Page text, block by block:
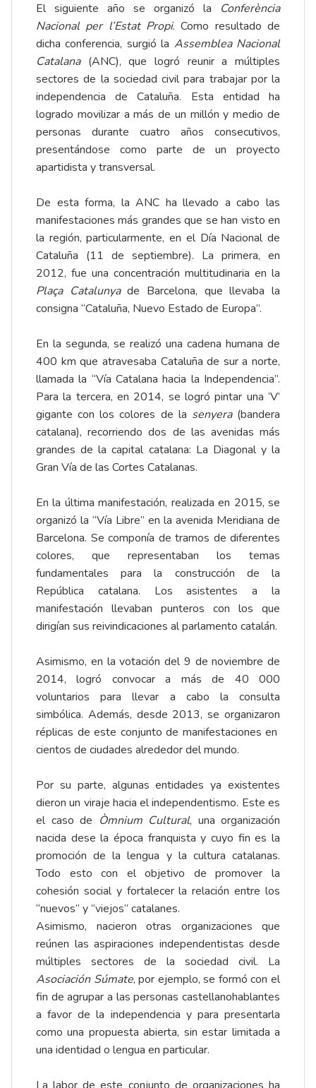
El siguiente año se organizó la Conferència
Nacional per l’Estat Propi. Como resultado de
dicha conferencia, surgió la Assemblea Nacional
Catalana (ANC), que logró reunir a múltiples
sectores de la sociedad civil para trabajar por la
independencia de Cataluña. Esta entidad ha
logrado movilizar a más de un millón y medio de
personas durante cuatro años consecutivos,
presentándose como parte de un proyecto
apartidista y transversal.
De esta forma, la ANC ha llevado a cabo las
manifestaciones más grandes que se han visto en
la región, particularmente, en el Día Nacional de
Cataluña (11 de septiembre). La primera, en
2012, fue una concentración multitudinaria en la
Plaça Catalunyade Barcelona, que llevaba la
consigna “Cataluña, Nuevo Estado de Europa”.
En la segunda, se realizó una cadena humana de
400 km que atravesaba Cataluña de sur a norte,
llamada la “Vía Catalana hacia la Independencia”.
Para la tercera, en 2014, se logró pintar una ‘V’
gigante con los colores de la senyera (bandera
catalana), recorriendo dos de las avenidas más
grandes de la capital catalana: La Diagonal y la
Gran Vía de las Cortes Catalanas.
En la última manifestación, realizada en 2015, se
organizó la “Vía Libre” en la avenida Meridiana de
Barcelona. Se componía de tramos de diferentes
colores, que representaban los temas
fundamentales para la construcción de la
República catalana. Los asistentes a la
manifestación llevaban punteros con los que
dirigían sus reivindicaciones al parlamento catalán.
Asimismo, en la votación del 9 de noviembre de
2014, logró convocar a más de 40 000
voluntarios para llevar a cabo la consulta
simbólica. Además, desde 2013, se organizaron
réplicas de este conjunto de manifestaciones en
cientos de ciudades alrededor del mundo.
Por su parte, algunas entidades ya existentes
dieron un viraje hacia el independentismo. Este es
el caso de Òmnium Cultural, una organización
nacida dese la época franquista y cuyo fin es la
promoción de la lengua y la cultura catalanas.
Todo esto con el objetivo de promover la
cohesión social y fortalecer la relación entre los
“nuevos” y “viejos” catalanes.
Asimismo, nacieron otras organizaciones que
reúnen las aspiraciones independentistas desde
múltiples sectores de la sociedad civil. La
Asociación Súmate, por ejemplo, se formó con el
fin de agrupar a las personas castellanohablantes
a favor de la independencia y para presentarla
como una propuesta abierta, sin estar limitada a
una identidad o lengua en particular.